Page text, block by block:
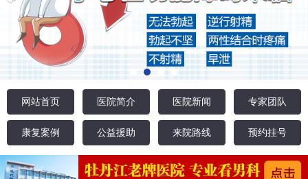
网站首页 医院简介 医院新闻 专家团队
康复案例 公益援助 来院路线 预约挂号